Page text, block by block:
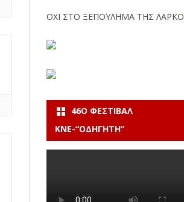
ΟΧΙ ΣΤΟ ΞΕΠΟΥΛΗΜΑ ΤΗΣ ΛΑΡΚΟ
46Ο ΦΕΣΤΙΒΆΛ
ΚΝΕ-“ΟΔΗΓΗΤΗ”